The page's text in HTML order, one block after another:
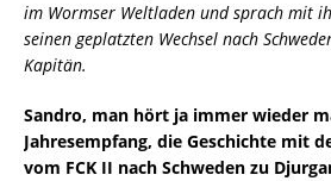
im Wormser Weltladen und sprach mit
seinen geplatzten Wechsel nach
Kapitän.
Sandro, man hört ja immer wieder
Jahresempfang, die Geschichte mit
vom FCK II nach Schweden zu